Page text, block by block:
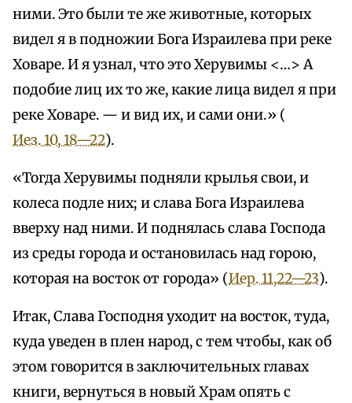
ними. Это были те же животные, которых
видел я в подножии Бога Израилева при реке
Ховаре. И я узнал, что это Херувимы <…> А
подобие лиц их то же, какие лица видел я при
реке Ховаре. — и вид их, и сами они.» (
Иез. 10, 18—22).
«Тогда Херувимы подняли крылья свои, и
колеса подле них; и слава Бога Израилева
вверху над ними. И поднялась слава Господа
из среды города и остановилась над горою,
которая на восток от города» (Иер. 11,22—23).
Итак, Слава Господня уходит на восток, туда,
куда уведен в плен народ, с тем чтобы, как об
этом говорится в заключительных главах
книги, вернуться в новый Храм опять с